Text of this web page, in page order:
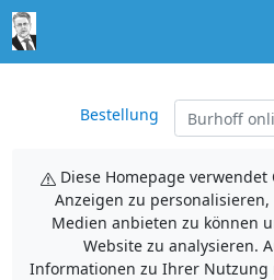
Bestellung
Diese Homepage
Anzeigen zu
Medien anbieten zu können
Website zu analysieren.
Informationen zu Ihrer Nutzung